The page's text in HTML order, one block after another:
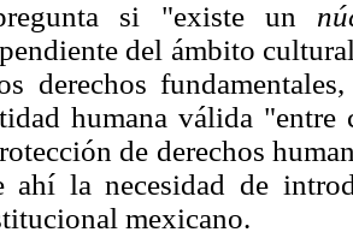
si "existe un
del ámbito
derechos
humana válida
de derechos
ahí la necesidad de
mexicano.